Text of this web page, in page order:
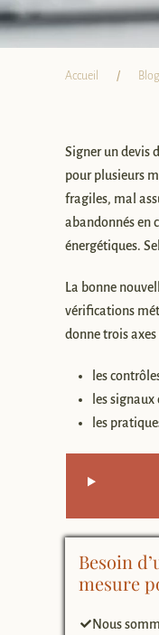
Accueil Blog
Signer un devis
pour plusieurs
fragiles, mal
abandonnés en
énergétiques.
La bonne
vérifications
donne trois axes
les
les
les
Besoin
mesure
Nous